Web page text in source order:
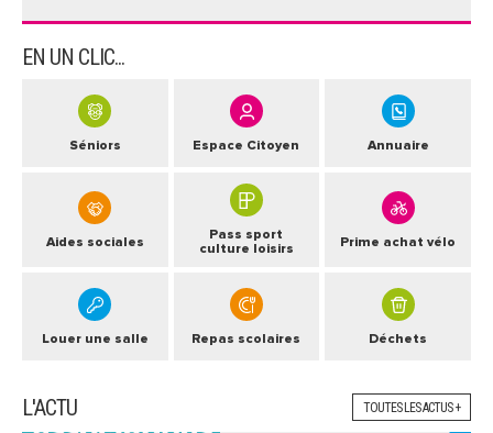
EN UN CLIC...
Séniors Espace Citoyen Annuaire
Aides sociales
Pass sport
culture loisirs
Prime achat vélo
Louer une salle Repas scolaires Déchets
L'ACTU TOUTES LES ACTUS +